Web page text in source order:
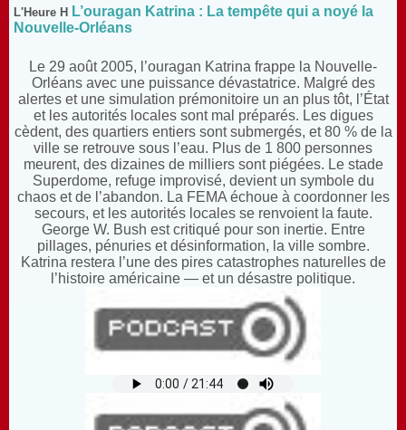
L'Heure H L’ouragan Katrina : La tempête qui a noyé la
Nouvelle-Orléans
Le 29 août 2005, l’ouragan Katrina frappe la Nouvelle-
Orléans avec une puissance dévastatrice. Malgré des
alertes et une simulation prémonitoire un an plus tôt, l’État
et les autorités locales sont mal préparés. Les digues
cèdent, des quartiers entiers sont submergés, et 80 % de la
ville se retrouve sous l’eau. Plus de 1 800 personnes
meurent, des dizaines de milliers sont piégées. Le stade
Superdome, refuge improvisé, devient un symbole du
chaos et de l’abandon. La FEMA échoue à coordonner les
secours, et les autorités locales se renvoient la faute.
George W. Bush est critiqué pour son inertie. Entre
pillages, pénuries et désinformation, la ville sombre.
Katrina restera l’une des pires catastrophes naturelles de
l’histoire américaine — et un désastre politique.